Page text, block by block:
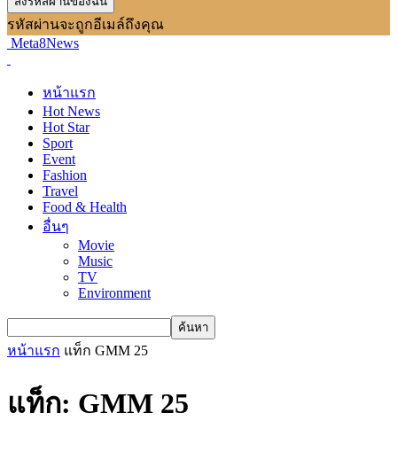
รหัสผ่านจะถูกอีเมล์ถึงคุณ
Meta8News
หน้าแรก
Hot News
Hot Star
Sport
Event
Fashion
Travel
Food & Health
อื่นๆ
Movie
Music
TV
Environment
หน้าแรก แท็ก GMM 25
แท็ก: GMM 25